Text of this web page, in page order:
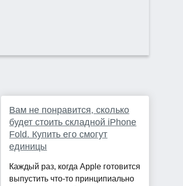
Вам не понравится, сколько
будет стоить складной iPhone
Fold. Купить его смогут
единицы
Каждый раз, когда Apple готовится
выпустить что-то принципиально